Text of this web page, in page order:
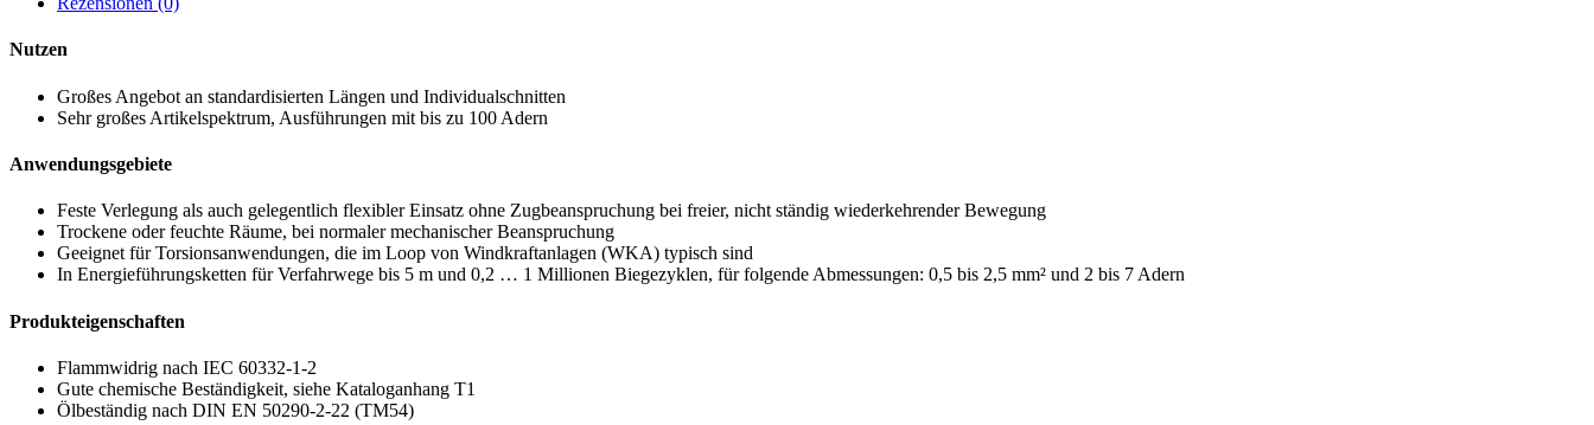
Nutzen
Großes Angebot an standardisierten Längen und Individualschnitten
Sehr großes Artikelspektrum, Ausführungen mit bis zu 100 Adern
Anwendungsgebiete
Feste Verlegung als auch gelegentlich flexibler Einsatz ohne Zugbeanspruchung bei freier, nicht ständig wiederkehrender Bewegung
Trockene oder feuchte Räume, bei normaler mechanischer Beanspruchung
Geeignet für Torsionsanwendungen, die im Loop von Windkraftanlagen (WKA) typisch sind
In Energieführungsketten für Verfahrwege bis 5 m und 0,2 … 1 Millionen Biegezyklen, für folgende Abmessungen: 0,5 bis 2,5 mm² und 2 bis 7 Adern
Produkteigenschaften
Flammwidrig nach IEC 60332-1-2
Gute chemische Beständigkeit, siehe Kataloganhang T1
Ölbeständig nach DIN EN 50290-2-22 (TM54)